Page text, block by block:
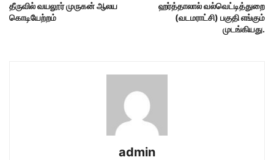
தீருவில் வயலூர் முருகன் ஆலய
கொடியேற்றம்
ஹர்த்தாலால் வல்வெட்டித்துறை
(வடமராட்சி) பகுதி எங்கும்
முடங்கியது.
admin